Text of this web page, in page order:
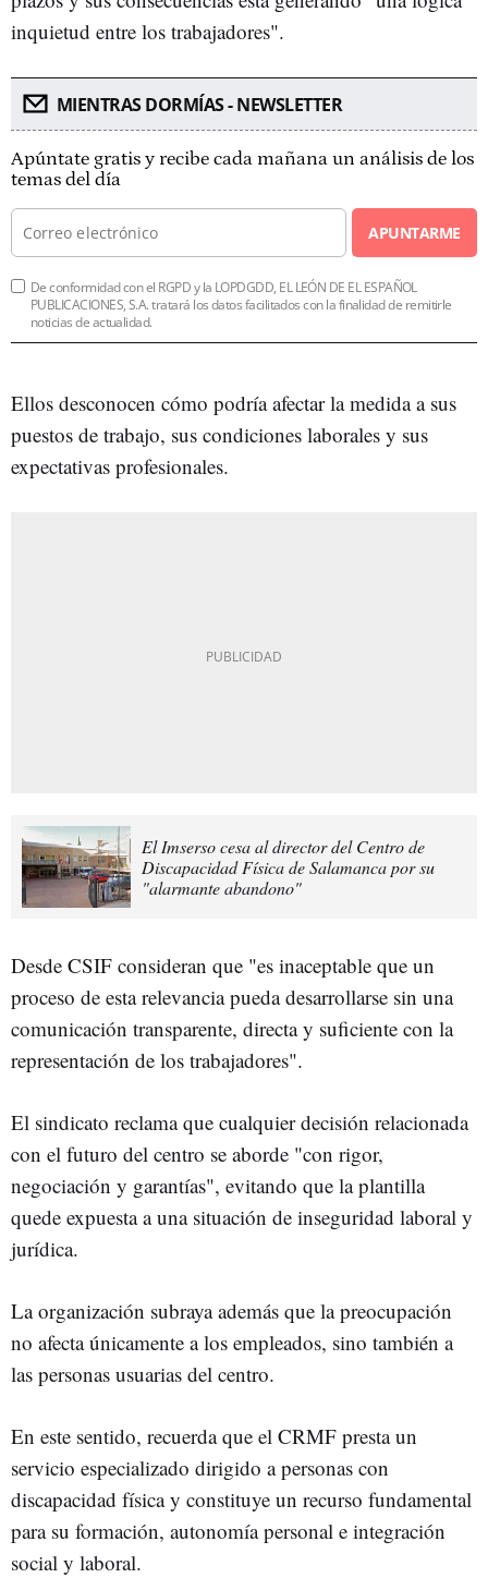
inquietud entre los trabajadores".
MIENTRAS DORMÍAS - NEWSLETTER
Apúntate gratis y recibe cada mañana un análisis de los
temas del día
APUNTARME
De conformidad con el RGPD y la LOPDGDD, EL LEÓN DE EL ESPAÑOL
PUBLICACIONES, S.A. tratará los datos facilitados con la finalidad de remitirle
noticias de actualidad.
Ellos desconocen cómo podría afectar la medida a sus
puestos de trabajo, sus condiciones laborales y sus
expectativas profesionales.
El Imserso cesa al director del Centro de
Discapacidad Física de Salamanca por su
"alarmante abandono"
Desde CSIF consideran que "es inaceptable que un
proceso de esta relevancia pueda desarrollarse sin una
comunicación transparente, directa y suficiente con la
representación de los trabajadores".
El sindicato reclama que cualquier decisión relacionada
con el futuro del centro se aborde "con rigor,
negociación y garantías", evitando que la plantilla
quede expuesta a una situación de inseguridad laboral y
jurídica.
La organización subraya además que la preocupación
no afecta únicamente a los empleados, sino también a
las personas usuarias del centro.
En este sentido, recuerda que el CRMF presta un
servicio especializado dirigido a personas con
discapacidad física y constituye un recurso fundamental
para su formación, autonomía personal e integración
social y laboral.